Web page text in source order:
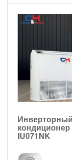
кондиционер
IU071NK